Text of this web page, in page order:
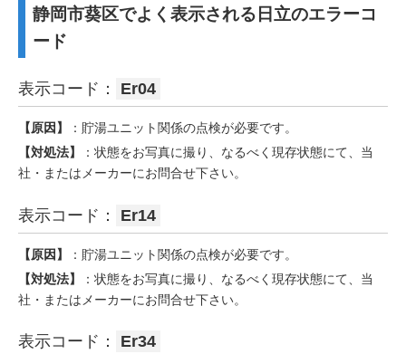
静岡市葵区でよく表示される日立のエラーコ
ード
表示コード： Er04
【原因】
：貯湯ユニット関係の点検が必要です。
【対処法】
：状態をお写真に撮り、なるべく現存状態にて、当
社・またはメーカーにお問合せ下さい。
表示コード： Er14
【原因】
：貯湯ユニット関係の点検が必要です。
【対処法】
：状態をお写真に撮り、なるべく現存状態にて、当
社・またはメーカーにお問合せ下さい。
表示コード： Er34